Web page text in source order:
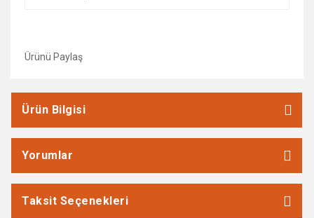
Ürünü Paylaş
Ürün Bilgisi
Yorumlar
Taksit Seçenekleri